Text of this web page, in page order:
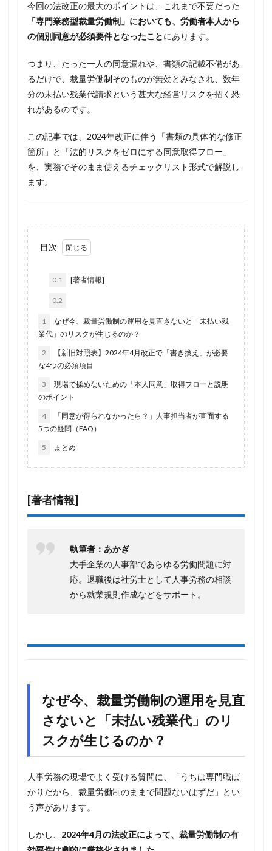
今回の法改正の最大のポイントは、これまで不要だった
「専門業務型裁量労働制」においても、労働者本人から
の個別同意が必須要件となったことにあります。
つまり、たった一人の同意漏れや、書類の記載不備があ
るだけで、裁量労働制そのものが無効とみなされ、数年
分の未払い残業代請求という甚大な経営リスクを招く恐
れがあるのです。
この記事では、2024年改正に伴う「書類の具体的な修正
箇所」と「法的リスクをゼロにする同意取得フロー」
を、実務でそのまま使えるチェックリスト形式で解説し
ます。
目次
0.1 [著者情報]
0.2
1
なぜ今、裁量労働制の運用を見直さないと「未払い残
業代」のリスクが生じるのか？
2
【新旧対照表】2024年4月改正で「書き換え」が必要
な4つの必須項目
3
現場で揉めないための「本人同意」取得フローと説明
のポイント
4
「同意が得られなかったら？」人事担当者が直面する
5つの疑問（FAQ）
5 まとめ
[著者情報]
執筆者：あかぎ
大手企業の人事部であらゆる労働問題に対
応。退職後は社労士として人事労務の相談
から就業規則作成などをサポート。
なぜ今、裁量労働制の運用を見直
さないと「未払い残業代」のリ
スクが生じるのか？
人事労務の現場でよく受ける質問に、「うちは専門職ば
かりだから、裁量労働制のままで問題ないはずだ」とい
う声があります。
しかし、 2024年4月の法改正によって、裁量労働制の有